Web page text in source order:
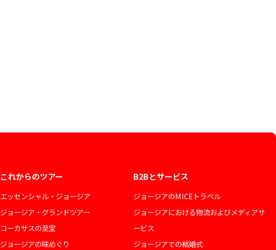
これからのツアー
エッセンシャル・ジョージア
ジョージア・グランドツアー
コーカサスの至宝
ジョージアの味めぐり
B2Bとサービス
ジョージアのMICEトラベル
ジョージアにおける物流およびメディアサ
ービス
ジョージアでの結婚式